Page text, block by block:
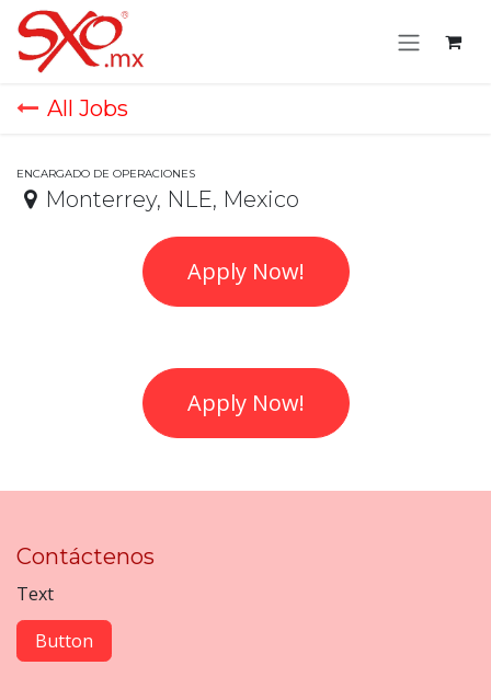
Skip to Content
All Jobs
ENCARGADO DE OPERACIONES
Monterrey, NLE, Mexico
Apply Now!
Apply Now!
Contáctenos
Text
Button